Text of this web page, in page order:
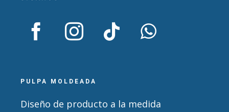
PULPA MOLDEADA
Diseño de producto a la medida